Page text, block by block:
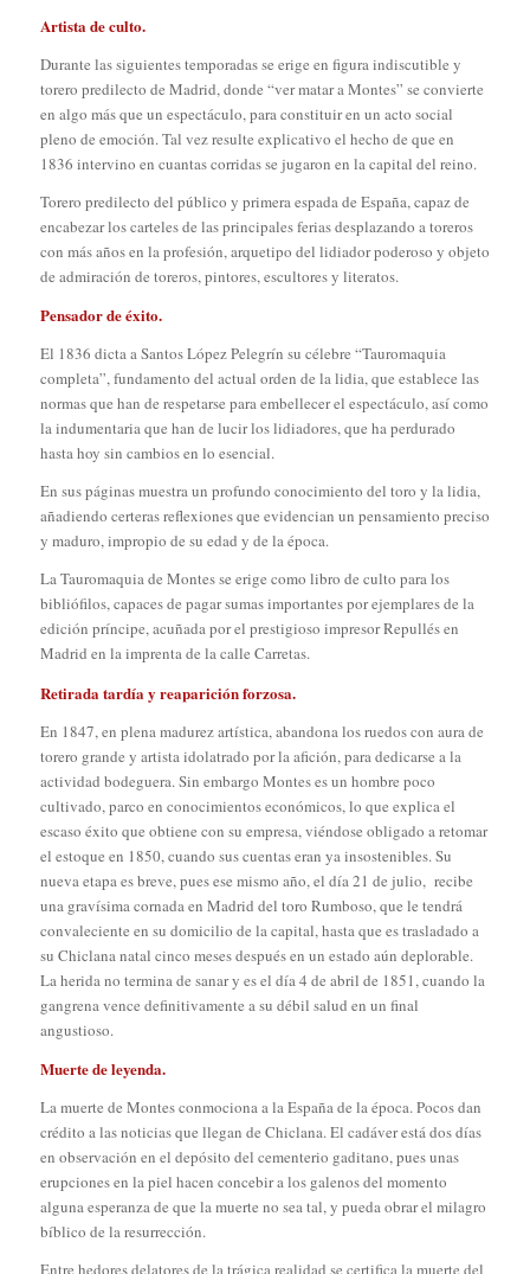
Artista de culto.
Durante las siguientes temporadas se erige en figura indiscutible y
torero predilecto de Madrid, donde “ver matar a Montes” se convierte
en algo más que un espectáculo, para constituir en un acto social
pleno de emoción. Tal vez resulte explicativo el hecho de que en
1836 intervino en cuantas corridas se jugaron en la capital del reino.
Torero predilecto del público y primera espada de España, capaz de
encabezar los carteles de las principales ferias desplazando a toreros
con más años en la profesión, arquetipo del lidiador poderoso y objeto
de admiración de toreros, pintores, escultores y literatos.
Pensador de éxito.
El 1836 dicta a Santos López Pelegrín su célebre “Tauromaquia
completa”, fundamento del actual orden de la lidia, que establece las
normas que han de respetarse para embellecer el espectáculo, así como
la indumentaria que han de lucir los lidiadores, que ha perdurado
hasta hoy sin cambios en lo esencial.
En sus páginas muestra un profundo conocimiento del toro y la lidia,
añadiendo certeras reflexiones que evidencian un pensamiento preciso
y maduro, impropio de su edad y de la época.
La Tauromaquia de Montes se erige como libro de culto para los
bibliófilos, capaces de pagar sumas importantes por ejemplares de la
edición príncipe, acuñada por el prestigioso impresor Repullés en
Madrid en la imprenta de la calle Carretas.
Retirada tardía y reaparición forzosa.
En 1847, en plena madurez artística, abandona los ruedos con aura de
torero grande y artista idolatrado por la afición, para dedicarse a la
actividad bodeguera. Sin embargo Montes es un hombre poco
cultivado, parco en conocimientos económicos, lo que explica el
escaso éxito que obtiene con su empresa, viéndose obligado a retomar
el estoque en 1850, cuando sus cuentas eran ya insostenibles. Su
nueva etapa es breve, pues ese mismo año, el día 21 de julio, recibe
una gravísima cornada en Madrid del toro Rumboso, que le tendrá
convaleciente en su domicilio de la capital, hasta que es trasladado a
su Chiclana natal cinco meses después en un estado aún deplorable.
La herida no termina de sanar y es el día 4 de abril de 1851, cuando la
gangrena vence definitivamente a su débil salud en un final
angustioso.
Muerte de leyenda.
La muerte de Montes conmociona a la España de la época. Pocos dan
crédito a las noticias que llegan de Chiclana. El cadáver está dos días
en observación en el depósito del cementerio gaditano, pues unas
erupciones en la piel hacen concebir a los galenos del momento
alguna esperanza de que la muerte no sea tal, y pueda obrar el milagro
bíblico de la resurrección.
Entre hedores delatores de la trágica realidad se certifica la muerte del